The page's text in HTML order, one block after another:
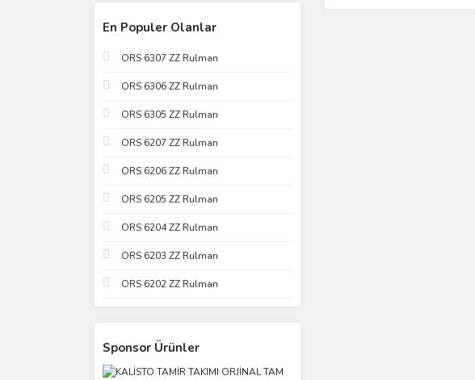
En Populer Olanlar
ORS 6307 ZZ Rulman
ORS 6306 ZZ Rulman
ORS 6305 ZZ Rulman
ORS 6207 ZZ Rulman
ORS 6206 ZZ Rulman
ORS 6205 ZZ Rulman
ORS 6204 ZZ Rulman
ORS 6203 ZZ Rulman
ORS 6202 ZZ Rulman
Sponsor Ürünler